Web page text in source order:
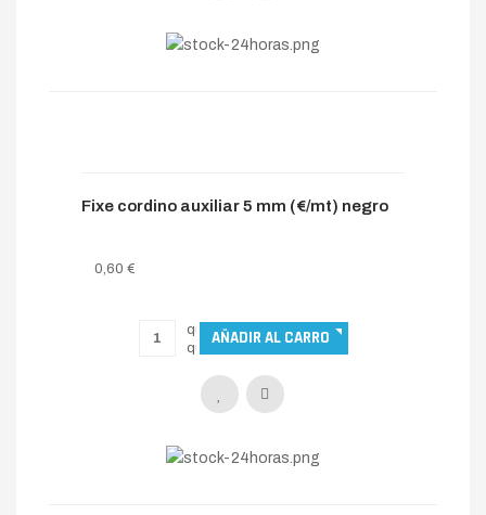
Fixe cordino auxiliar 5 mm (€/mt) negro
0,60 €